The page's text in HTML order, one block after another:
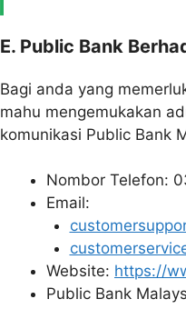
E. Public Bank
Bagi anda yang
mahu mengemukakan
komunikasi Public Bank
Nombor Telefon:
Email:
Website: https://
Public Bank